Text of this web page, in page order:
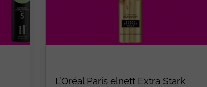
L’Oréal Paris elnett Extra Stark